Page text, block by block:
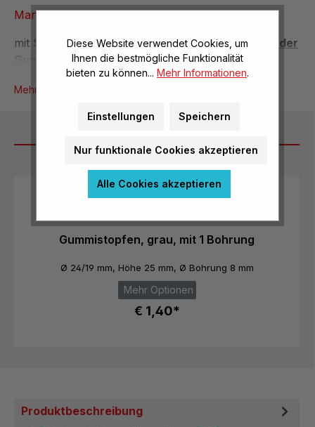
Mantellänge 300mm
mit Schlaucholiven, Mantellänge 300mm,Passender
Gummistopfen (24/19 mm, 1 Bohrung) W-50436
Mehr Produktinformationen
Dazu passt
Produktgalerie überspringen
Gummistopfen, grau, mit 1 Bohrung
Ø 24/19 mm, Höhe 25 mm, Ø Bohrung 8 mm
Mehr Optionen
€ 1,40*
Produktbeschreibung
Diese Website verwendet Cookies, um
Ihnen die bestmögliche Funktionalität
bieten zu können... Mehr Informationen.
Einstellungen Speichern
Nur funktionale Cookies akzeptieren
Alle Cookies akzeptieren